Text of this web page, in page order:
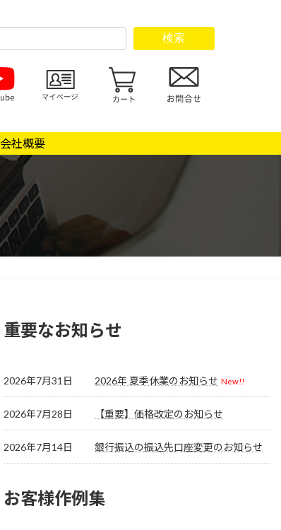
検索
会社概要
重要なお知らせ
2026年7月31日 2026年 夏季休業のお知らせ New!!
2026年7月28日 【重要】価格改定のお知らせ
2026年7月14日 銀行振込の振込先口座変更のお知らせ
お客様作例集